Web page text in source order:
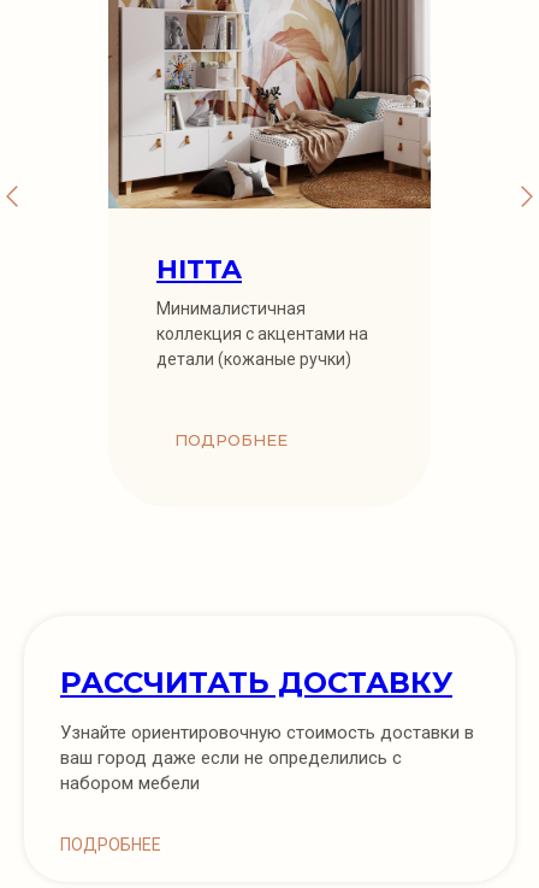
HITTA
Минималистичная
коллекция с акцентами на
детали (кожаные ручки)
ПОДРОБНЕЕ
РАССЧИТАТЬ ДОСТАВКУ
Узнайте ориентировочную стоимость доставки в
ваш город даже если не определились с
набором мебели
ПОДРОБНЕЕ